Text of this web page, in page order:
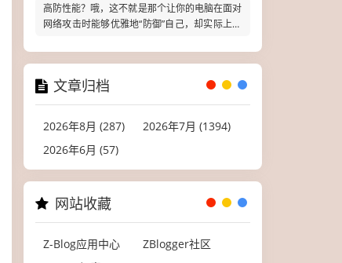
高防性能？哦，这不就是那个让你的电脑在面对
网络攻击时能够优雅地“防御”自己，却实际上只
文章归档
2026年8月 (287)
2026年7月 (1394)
2026年6月 (57)
网站收藏
Z-Blog应用中心
ZBlogger社区